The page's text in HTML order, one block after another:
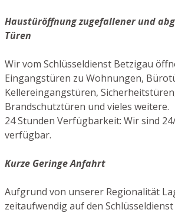
Haustüröffnung zugefallener und
Türen
Wir vom Schlüsseldienst Betzigau
Eingangstüren zu Wohnungen,
Kellereingangstüren,
Brandschutztüren und vieles weitere.
24 Stunden Verfügbarkeit: Wir sind
verfügbar.
Kurze Geringe Anfahrt
Aufgrund von unserer Regionalität
zeitaufwendig auf den